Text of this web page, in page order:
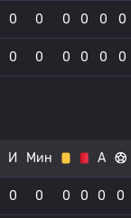
0 0 0 0 0 0
0 0 0 0 0 0
И Мин А
0 0 0 0 0 0